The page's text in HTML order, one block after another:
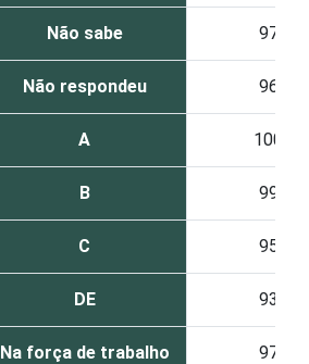
Não sabe 97
Não respondeu 96
A 100
B 99
C 95
DE 93
Na força de trabalho 97